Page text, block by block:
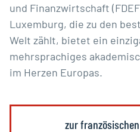
und Finanzwirtschaft
Luxemburg, die zu den
Welt zählt, bietet ein
mehrsprachiges
im Herzen Europas.
zur